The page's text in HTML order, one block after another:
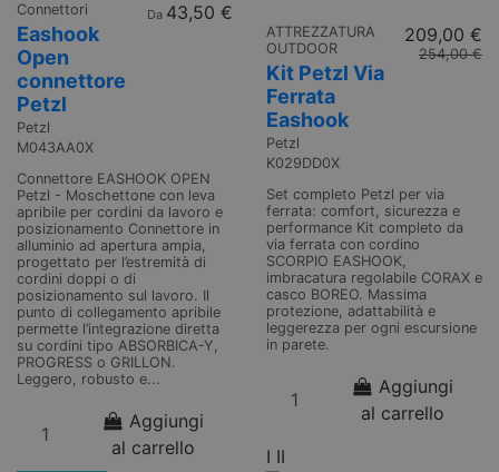
Connettori
Eashook
Open
connettore
Petzl
Petzl
M043AA0X
Da 43,50 €
Connettore EASHOOK OPEN
Petzl - Moschettone con leva
apribile per cordini da lavoro e
posizionamento Connettore in
alluminio ad apertura ampia,
progettato per l’estremità di
cordini doppi o di
posizionamento sul lavoro. Il
punto di collegamento apribile
permette l’integrazione diretta
su cordini tipo ABSORBICA-Y,
PROGRESS o GRILLON.
Leggero, robusto e...
Aggiungi
al carrello
ATTREZZATURA
OUTDOOR
Kit Petzl Via
Ferrata
Eashook
Petzl
K029DD0X
209,00 €
254,00 €
Set completo Petzl per via
ferrata: comfort, sicurezza e
performance Kit completo da
via ferrata con cordino
SCORPIO EASHOOK,
imbracatura regolabile CORAX e
casco BOREO. Massima
protezione, adattabilità e
leggerezza per ogni escursione
in parete.
Aggiungi
al carrello
I II